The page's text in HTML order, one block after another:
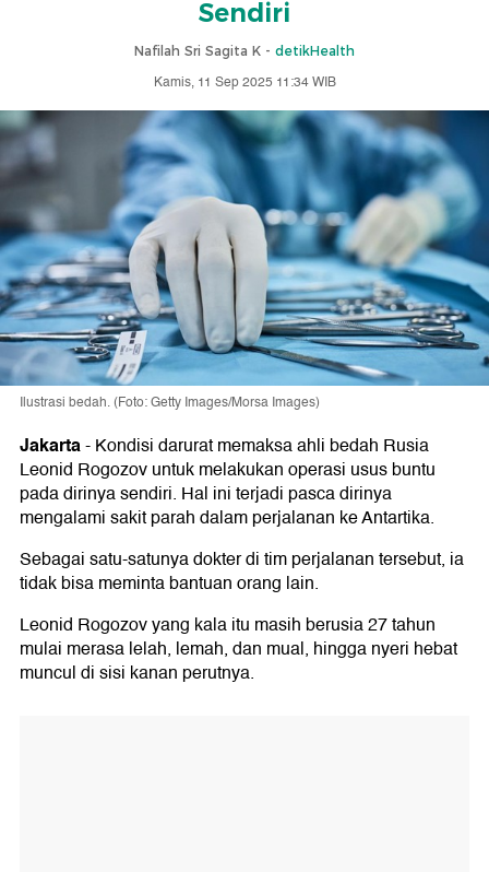
Sendiri
Nafilah Sri Sagita K - detikHealth
Kamis, 11 Sep 2025 11:34 WIB
Ilustrasi bedah. (Foto: Getty Images/Morsa Images)
Jakarta-Kondisi darurat memaksa ahli bedah Rusia
Leonid Rogozov untuk melakukan operasi usus buntu
pada dirinya sendiri. Hal ini terjadi pasca dirinya
mengalami sakit parah dalam perjalanan ke Antartika.
Sebagai satu-satunya dokter di tim perjalanan tersebut, ia
tidak bisa meminta bantuan orang lain.
Leonid Rogozov yang kala itu masih berusia 27 tahun
mulai merasa lelah, lemah, dan mual, hingga nyeri hebat
muncul di sisi kanan perutnya.